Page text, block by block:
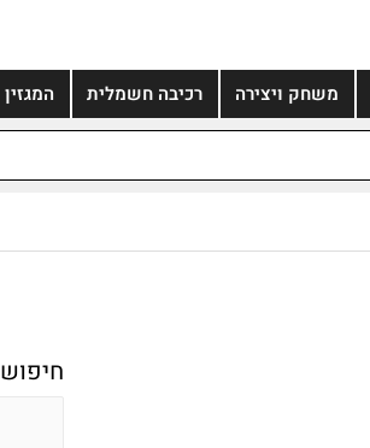
משחק ויצירה רכיבה חשמלית המגזין
חיפוש